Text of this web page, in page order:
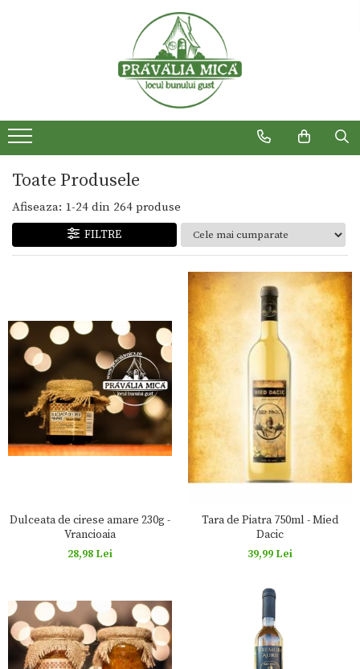
Toate Produsele
Afiseaza: 1-24 din 264 produse
FILTRE
Dulceata de cirese amare 230g -
Vrancioaia
28,98 Lei
Tara de Piatra 750ml - Mied
Dacic
39,99 Lei